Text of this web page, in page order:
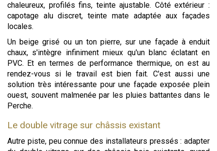
chaleureux, profilés fins, teinte ajustable. Côté extérieur :
capotage alu discret, teinte mate adaptée aux façades
locales.
Un beige grisé ou un ton pierre, sur une façade à enduit
chaux, s'intègre infiniment mieux qu'un blanc éclatant en
PVC. Et en termes de performance thermique, on est au
rendez-vous si le travail est bien fait. C'est aussi une
solution très intéressante pour une façade exposée plein
ouest, souvent malmenée par les pluies battantes dans le
Perche.
Le double vitrage sur châssis existant
Autre piste, peu connue des installateurs pressés : adapter